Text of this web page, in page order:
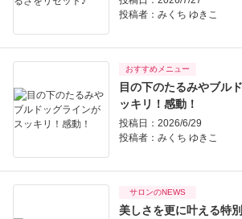
投稿者： みくち ゆきこ
おすすめメニュー
目の下のたるみやブル
ッキリ！感動！
投稿日：2026/6/29
投稿者： みくち ゆきこ
サロンのNEWS
美しさを更に叶える特